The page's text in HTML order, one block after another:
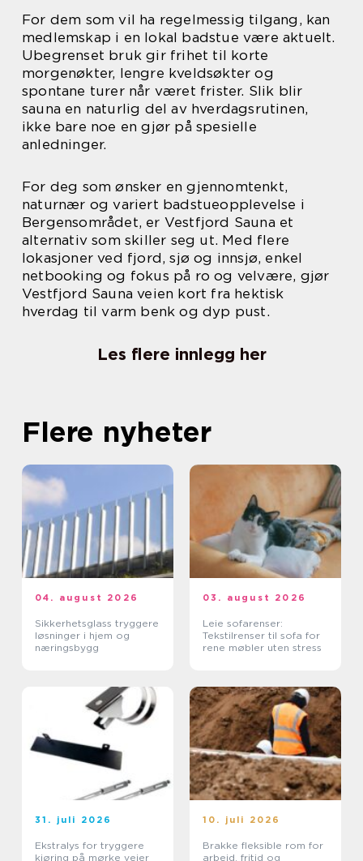
For dem som vil ha regelmessig tilgang, kan
medlemskap i en lokal badstue være aktuelt.
Ubegrenset bruk gir frihet til korte
morgenøkter, lengre kveldsøkter og
spontane turer når været frister. Slik blir
sauna en naturlig del av hverdagsrutinen,
ikke bare noe en gjør på spesielle
anledninger.
For deg som ønsker en gjennomtenkt,
naturnær og variert badstueopplevelse i
Bergensområdet, er Vestfjord Sauna et
alternativ som skiller seg ut. Med flere
lokasjoner ved fjord, sjø og innsjø, enkel
netbooking og fokus på ro og velvære, gjør
Vestfjord Sauna veien kort fra hektisk
hverdag til varm benk og dyp pust.
Les flere innlegg her
Flere nyheter
04. august 2026
Sikkerhetsglass tryggere
løsninger i hjem og
næringsbygg
03. august 2026
Leie sofarenser:
Tekstilrenser til sofa for
rene møbler uten stress
31. juli 2026
Ekstralys for tryggere
kjøring på mørke veier
10. juli 2026
Brakke fleksible rom for
arbeid, fritid og